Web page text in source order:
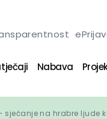
Nabava
sjećanje na hrabre ljude